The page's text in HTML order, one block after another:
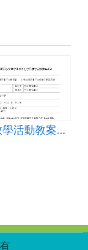
比長短教學活動教案設計